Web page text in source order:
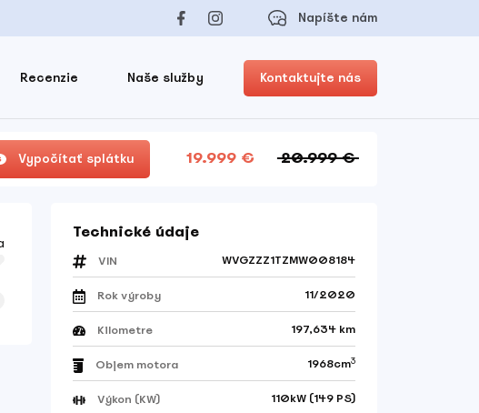
Napíšte nám
Recenzie Naše služby Kontaktujte nás
Vypočítať splátku 19.999 € 20.999 €
Technické údaje
VIN WVGZZZ1TZMW008184
Rok výroby 11/2020
Kilometre 197,634 km
Objem motora 1968cm3
Výkon (KW) 110kW (149 PS)